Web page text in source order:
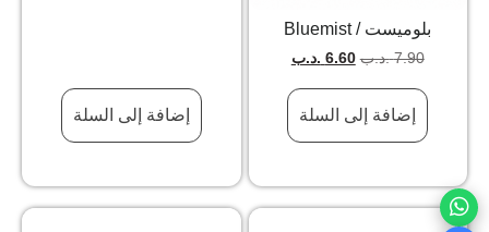
بلوميست / Bluemist
7.90 .د.ب 6.60 .د.ب
إضافة إلى السلة إضافة إلى السلة